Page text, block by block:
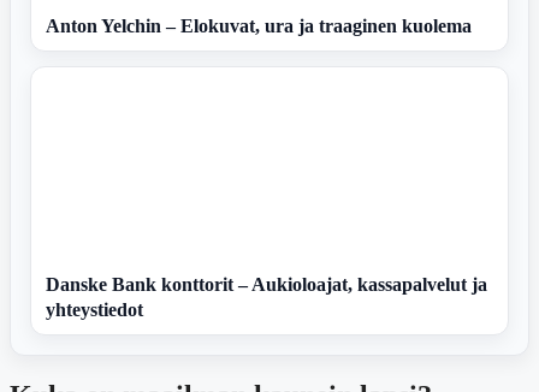
Anton Yelchin – Elokuvat, ura ja traaginen kuolema
Danske Bank konttorit – Aukioloajat, kassapalvelut ja
yhteystiedot